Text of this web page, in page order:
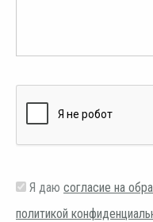
Я даю согласие на
политикой